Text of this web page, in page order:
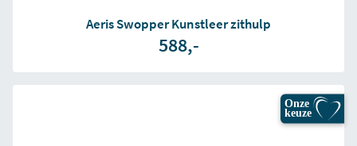
Aeris Swopper Kunstleer zithulp
588,-
Onze
keuze